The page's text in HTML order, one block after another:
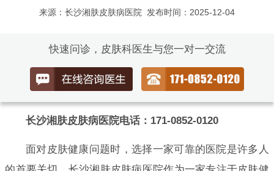
来源：长沙湘肤皮肤病医院 发布时间：2025-12-04
快速问诊，皮肤科医生与您一对一交流
长沙湘肤皮肤病医院电话：171-0852-0120
面对皮肤健康问题时，选择一家可靠的医院是许多人